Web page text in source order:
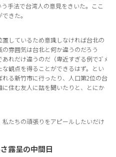
手法で台湾人の意見をきいた。ここ
きた。
しているため意識しなければ台北の
雰囲気は台北と何か違うのだろう
れだけ違うのだ（卑近すぎる例でｺﾞﾒ
観点を得ることができるはず。とい
る新竹市に行ったり、人口第2位の台
住む友人に話を聞いたりと、とにか
たちの頑張りをアピールしたいだけ
露呈の中間日